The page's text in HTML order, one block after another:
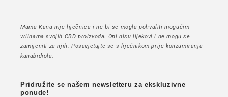
Mama Kana nije liječnica i ne bi se mogla pohvaliti mogućim
vrlinama svojih CBD proizvoda. Oni nisu lijekovi i ne mogu se
zamijeniti za njih. Posavjetujte se s liječnikom prije konzumiranja
kanabidiola.
Pridružite se našem newsletteru za ekskluzivne
ponude!